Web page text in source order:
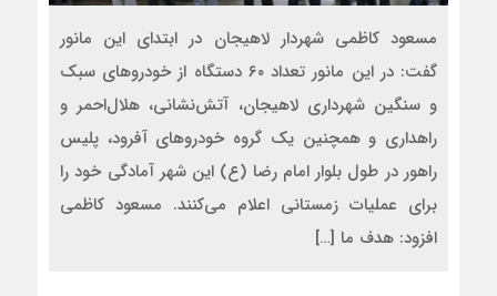
مسعود کاظمی شهردار لاهیجان در ابتدای این مانور
گفت: در این مانور تعداد ۶۰ دستگاه از خودروهای سبک
و سنگین شهرداری لاهیجان، آتش‌نشانی، هلال‌احمر و
راهداری و همچنین یک گروه خودروهای آفرود، پلیس
راهور در طول بلوار امام رضا (ع) این شهر آمادگی خود را
برای عملیات زمستانی اعلام می‌کنند. مسعود کاظمی
افزود: هدف ما […]